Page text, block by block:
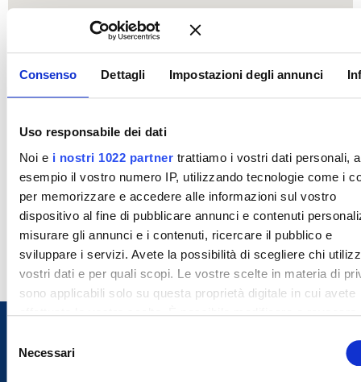
Consenso Dettagli Impostazioni degli annunci
Uso responsabile dei dati
Noi e i nostri 1022 partnertrattiamo i vostri dati personali,
esempio il vostro numero IP, utilizzando tecnologie come i
per memorizzare e accedere alle informazioni sul vostro
dispositivo al fine di pubblicare annunci e contenuti
misurare gli annunci e i contenuti, ricercare il pubblico e
sviluppare i servizi. Avete la possibilità di scegliere chi
vostri dati e per quali scopi. Le vostre scelte in materia di
sono applicabili solo su questa proprietà digitale in cui avete
effettuato le vostre scelte. È possibile modificare o revocare
cookie o facendo clic sull'icona di attivazione della privacy.
Necessari